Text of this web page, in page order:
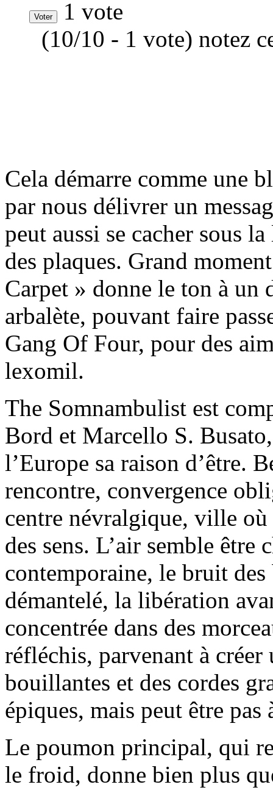
1 vote
(10/10 - 1 vote) notez
Cela démarre comme une
par nous délivrer un
peut aussi se cacher sous
des plaques. Grand
Carpet » donne le ton à un
arbalète, pouvant faire
Gang Of Four, pour des
lexomil.
The Somnambulist est
Bord et Marcello S.
l’Europe sa raison d’être.
rencontre, convergence
centre névralgique, ville où
des sens. L’air semble être
contemporaine, le bruit
démantelé, la libération
concentrée dans des
réfléchis, parvenant à
bouillantes et des cordes
épiques, mais peut être pas
Le poumon principal, qui
le froid, donne bien plus